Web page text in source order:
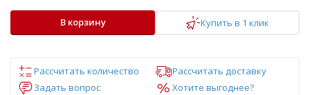
В корзину Купить в 1 клик
Рассчитать количество
Рассчитать доставку
Задать вопрос
Хотите выгоднее?